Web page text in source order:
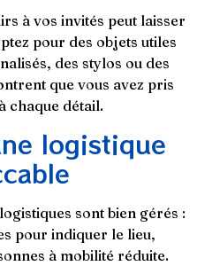
à vos invités peut laisser
pour des objets utiles
des stylos ou des
que vous avez pris
chaque détail.
logistique
sont bien gérés :
pour indiquer le lieu,
à mobilité réduite.